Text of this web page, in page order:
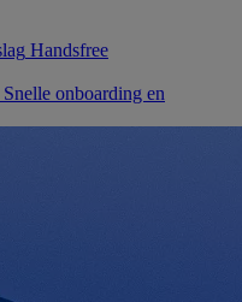
Handsfree
Snelle onboarding en